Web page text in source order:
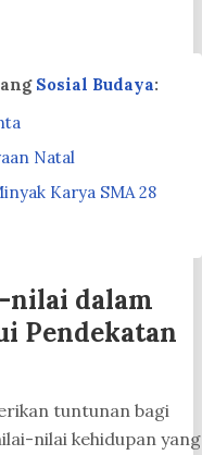
Sosial Budaya:
Natal
Karya SMA 28
nilai dalam
Pendekatan
tuntunan bagi
nilai kehidupan yang